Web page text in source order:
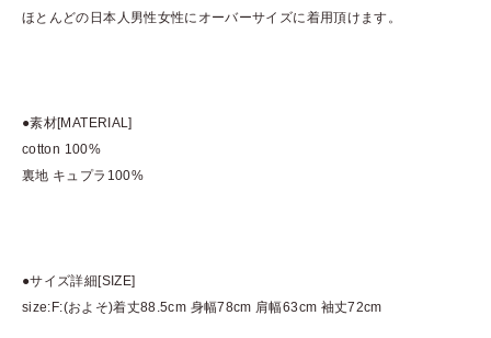
ほとんどの日本人男性女性にオーバーサイズに着用頂けます。
●素材[MATERIAL]
cotton 100%
裏地 キュプラ100%
●サイズ詳細[SIZE]
size:F:(およそ)着丈88.5cm 身幅78cm 肩幅63cm 袖丈72cm